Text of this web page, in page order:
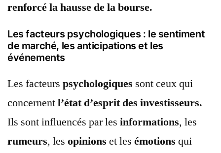
renforcé la hausse de la bourse.
Les facteurs psychologiques : le sentiment
de marché, les anticipations et les
événements
Les facteurs psychologiques sont ceux qui
concernentl’état d’esprit des investisseurs.
Ils sont influencés par les informations, les
rumeurs, les opinions et les émotions qui